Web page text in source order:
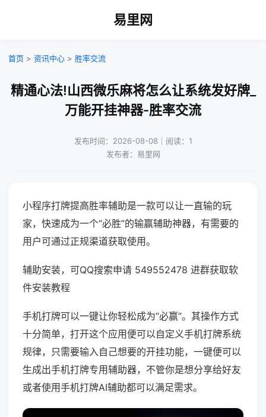
易里网
首页 > 资讯中心 > 胜率交流
精通心法!山西微乐麻将怎么让系统发好牌_
万能开挂神器-胜率交流
发布时间：2026-08-08｜阅读：1
发布者：易里网
小程序打牌提高胜率辅助是一款可以让一直输的玩
家，快速成为一个“必胜”的输赢辅助神器，有需要的
用户可通过正规渠道获取使用。
辅助安装，可QQ搜索申请 549552478 进群获取软
件安装教程
手机打牌可以一键让你轻松成为“必赢”。其操作方式
十分简单，打开这个应用便可以自定义手机打牌系统
规律，只需要输入自己想要的开挂功能，一键便可以
生成出手机打牌专用辅助器，不管你是想分享给好友
或者使用手机打牌AI辅助都可以满足需求。